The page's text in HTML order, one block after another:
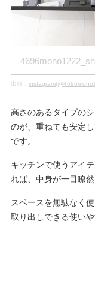
出典：
高さのあるタイプの
のが、重ねても安定
です。
キッチンで使うアイ
れば、中身が一目瞭然
スペースを無駄なく
取り出しできる使い